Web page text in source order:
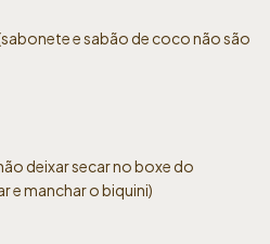
e sabão de coco não são
deixar secar no boxe do
e manchar o biquini)